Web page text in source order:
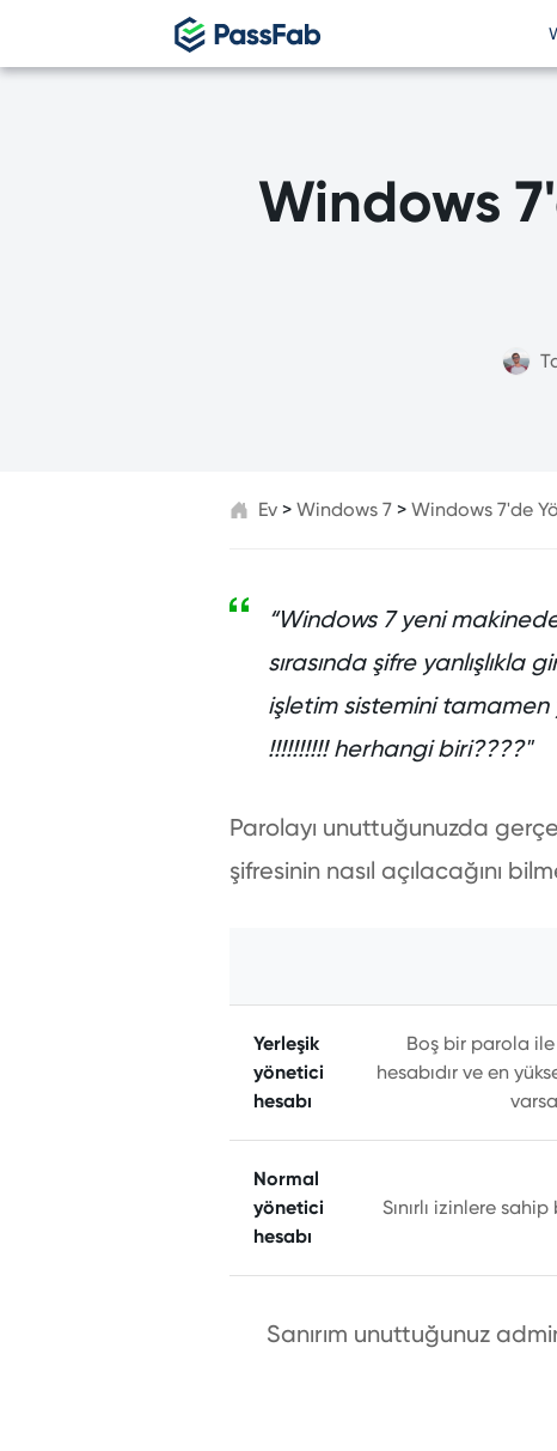
Windows
Ev > Windows 7 > Windows 7'de
“Windows 7 yeni
sırasında şifre
işletim sistemini
!!!!!!!!!! herhangi biri????"
Parolayı unuttuğunuzda
şifresinin nasıl açılacağını
Yerleşik
yönetici
hesabı
Boş bir parola
hesabıdır ve en
Normal
yönetici
hesabı
Sınırlı izinlere
Sanırım unuttuğunuz